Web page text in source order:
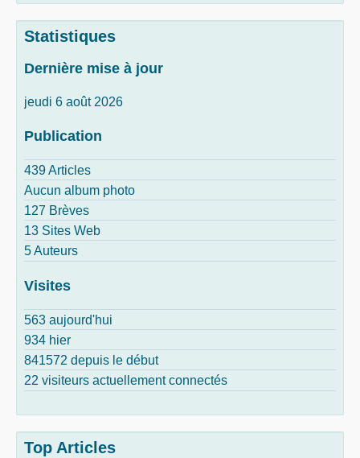
Statistiques
Dernière mise à jour
jeudi 6 août 2026
Publication
439 Articles
Aucun album photo
127 Brèves
13 Sites Web
5 Auteurs
Visites
563 aujourd'hui
934 hier
841572 depuis le début
22 visiteurs actuellement connectés
Top Articles